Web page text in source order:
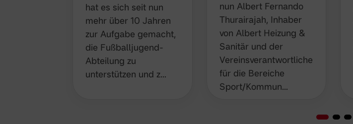
hat es sich seit nun
mehr über 10 Jahren
zur Aufgabe gemacht,
die Fußballjugend-
Abteilung zu
unterstützen und z…
nun Albert Fernando
Thurairajah, Inhaber
von Albert Heizung &
Sanitär und der
Vereinsverantwortliche
für die Bereiche
Sport/Kommun…